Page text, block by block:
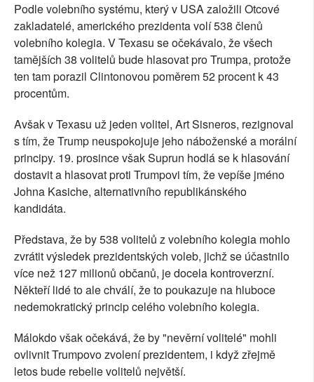
Podle volebního systému, který v USA založili Otcové
zakladatelé, amerického prezidenta volí 538 členů
volebního kolegia. V Texasu se očekávalo, že všech
tamějších 38 volitelů bude hlasovat pro Trumpa, protože
ten tam porazil Clintonovou poměrem 52 procent k 43
procentům.
Avšak v Texasu už jeden volitel, Art Sisneros, rezignoval
s tím, že Trump neuspokojuje jeho náboženské a morální
principy. 19. prosince však Suprun hodlá se k hlasování
dostavit a hlasovat proti Trumpovi tím, že vepíše jméno
Johna Kasiche, alternativního republikánského
kandidáta.
Představa, že by 538 volitelů z volebního kolegia mohlo
zvrátit výsledek prezidentských voleb, jichž se účastnilo
více než 127 milionů občanů, je docela kontroverzní.
Někteří lidé to ale chválí, že to poukazuje na hluboce
nedemokratický princip celého volebního kolegia.
Málokdo však očekává, že by "nevěrní volitelé" mohli
ovlivnit Trumpovo zvolení prezidentem, i když zřejmě
letos bude rebelie volitelů největší.